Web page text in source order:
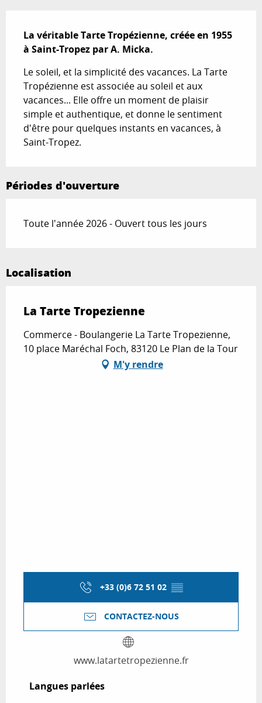
La véritable Tarte Tropézienne, créée en 1955
à Saint-Tropez par A. Micka.
Le soleil, et la simplicité des vacances. La Tarte
Tropézienne est associée au soleil et aux
vacances... Elle offre un moment de plaisir
simple et authentique, et donne le sentiment
d'être pour quelques instants en vacances, à
Saint-Tropez.
Périodes d'ouverture
Toute l'année 2026 - Ouvert tous les jours
Localisation
La Tarte Tropezienne
Commerce - Boulangerie La Tarte Tropezienne,
10 place Maréchal Foch, 83120 Le Plan de la Tour
M'y rendre
+33 (0)6 72 51 02 ▒▒
CONTACTEZ-NOUS
www.latartetropezienne.fr
Langues parlées
Langues parlées